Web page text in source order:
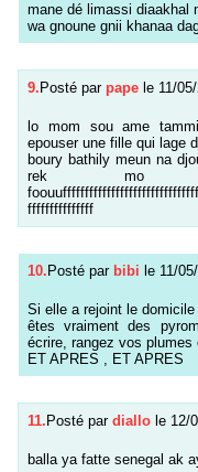
mane dé limassi diaakhal
wa gnoune gnii khanaa
9. Posté par pape le 11/
lo mom sou ame
epouser une fille qui lage
boury bathily meun na
rek mo
fffffffffffffff
10. Posté par bibi le 11/
Si elle a rejoint le
êtes vraiment des
écrire, rangez vos plumes
ET APRES , ET APRES
11.Posté par diallo le 12/
balla ya fatte senegal ak